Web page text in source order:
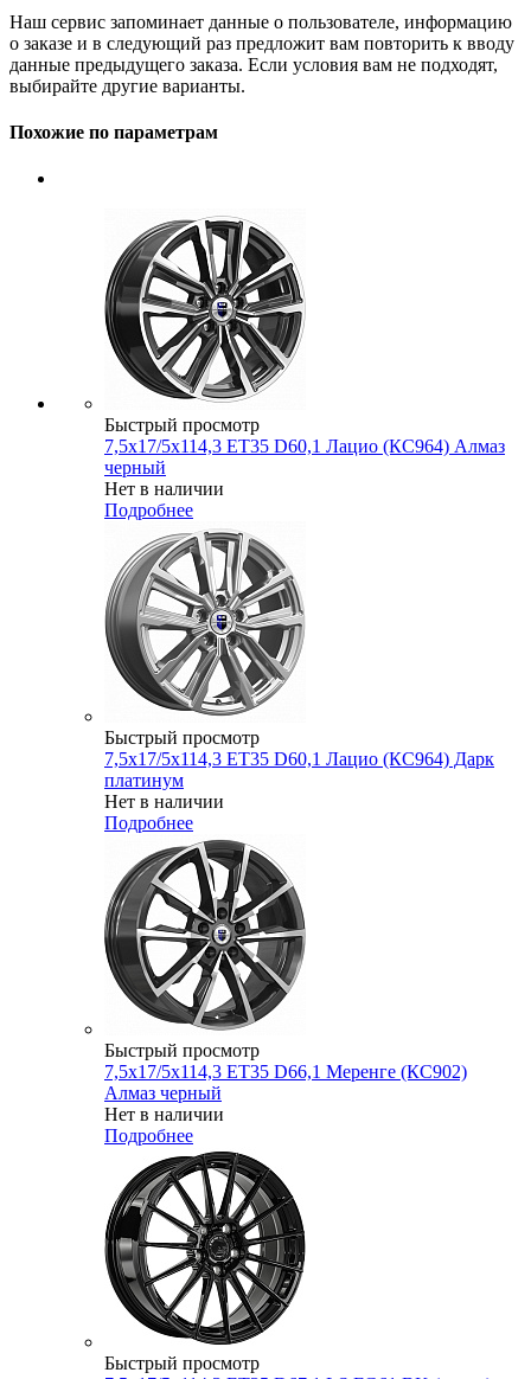
Наш сервис запоминает данные о пользователе, информацию
о заказе и в следующий раз предложит вам повторить к вводу
данные предыдущего заказа. Если условия вам не подходят,
выбирайте другие варианты.
Похожие по параметрам
Быстрый просмотр
7,5x17/5x114,3 ET35 D60,1 Лацио (КС964) Алмаз
черный
Нет в наличии
Подробнее
Быстрый просмотр
7,5x17/5x114,3 ET35 D60,1 Лацио (КС964) Дарк
платинум
Нет в наличии
Подробнее
Быстрый просмотр
7,5x17/5x114,3 ET35 D66,1 Меренге (КС902)
Алмаз черный
Нет в наличии
Подробнее
Быстрый просмотр